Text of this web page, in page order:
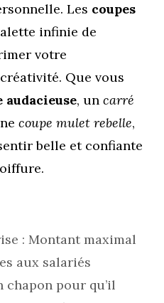
Les coupes
infinie de
votre
Que vous
audacieuse, un carré
coupe mulet rebelle,
belle et confiante
: Montant maximal
aux salariés
pour qu’il